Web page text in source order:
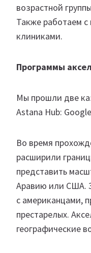
возрастной
Также работаем с
клиниками.
Программы
Мы прошли две
Astana Hub:
Во время
расширили
представить
Аравию или США.
с американцами,
престарелых.
географические